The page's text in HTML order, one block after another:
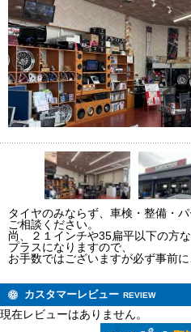
タイヤのみならず、車検・整備・
ご相談ください。
尚、２１インチや35扁平以下の方
プラスになりますので、
お手数ではございますが必ず事前
カスタマーレビュー REVIEW
現在レビューはありません。